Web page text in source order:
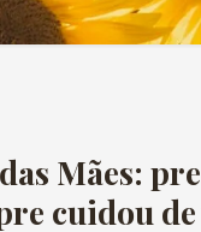
Mães:
cuidou de